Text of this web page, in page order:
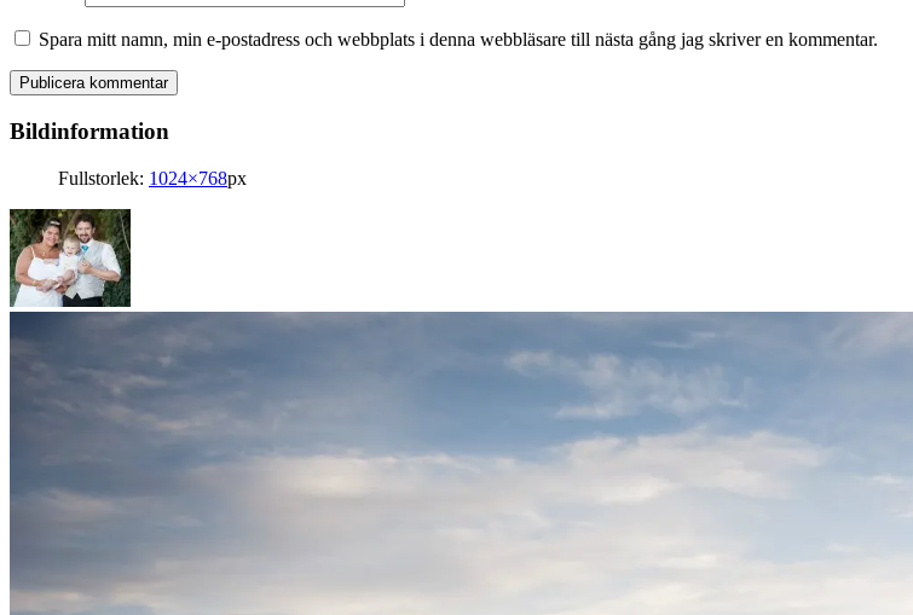
Spara mitt namn, min e-postadress och webbplats i denna webbläsare till nästa gång jag skriver en kommentar.
Bildinformation
Fullstorlek: 1024×768px